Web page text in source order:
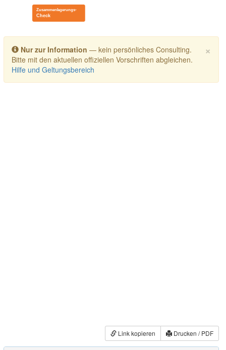
Toggle navigation
×
Nur zur Information — kein persönliches Consulting.
Bitte mit den aktuellen offiziellen Vorschriften abgleichen.
Hilfe und Geltungsbereich
Link kopieren Drucken / PDF